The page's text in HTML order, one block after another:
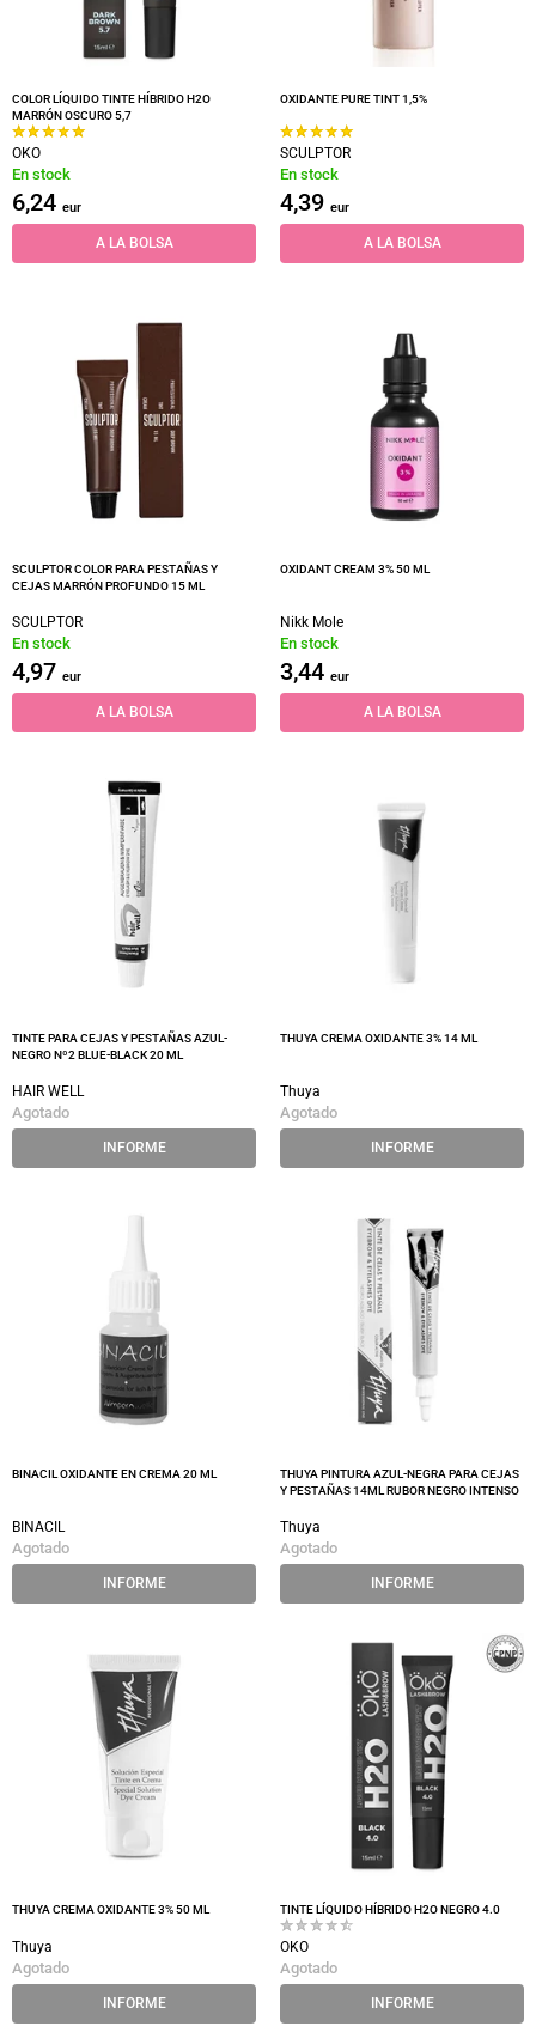
COLOR LÍQUIDO TINTE HÍBRIDO H2O
MARRÓN OSCURO 5,7
OKO
En stock
6,24 eur
A LA BOLSA
OXIDANTE PURE TINT 1,5%
SCULPTOR
En stock
4,39 eur
A LA BOLSA
SCULPTOR COLOR PARA PESTAÑAS Y
CEJAS MARRÓN PROFUNDO 15 ML
SCULPTOR
En stock
4,97 eur
A LA BOLSA
OXIDANT CREAM 3% 50 ML
Nikk Mole
En stock
3,44 eur
A LA BOLSA
TINTE PARA CEJAS Y PESTAÑAS AZUL-
NEGRO Nº2 BLUE-BLACK 20 ML
HAIR WELL
Agotado
INFORME
THUYA CREMA OXIDANTE 3% 14 ML
Thuya
Agotado
INFORME
BINACIL OXIDANTE EN CREMA 20 ML
BINACIL
Agotado
INFORME
THUYA PINTURA AZUL-NEGRA PARA CEJAS
Y PESTAÑAS 14ML RUBOR NEGRO INTENSO
Thuya
Agotado
INFORME
THUYA CREMA OXIDANTE 3% 50 ML
Thuya
Agotado
INFORME
TINTE LÍQUIDO HÍBRIDO H2O NEGRO 4.0
OKO
Agotado
INFORME